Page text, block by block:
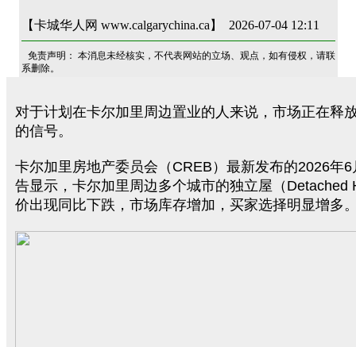
【卡城华人网 www.calgarychina.ca】 2026-07-04 12:11
免责声明： 本消息未经核实，不代表网站的立场、观点，如有侵权，请联
系删除。
对于计划在卡尔加里周边置业的人来说，市场正在释
的信号。
卡尔加里房地产委员会（CREB）最新发布的2026年
告显示，卡尔加里周边多个城市的独立屋（Detached
价出现同比下跌，市场库存增加，买家选择明显增多